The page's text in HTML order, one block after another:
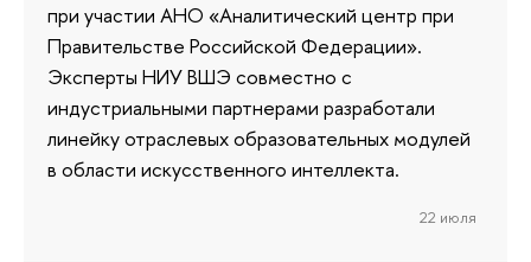
при участии АНО «Аналитический центр при
Правительстве Российской Федерации».
Эксперты НИУ ВШЭ совместно с
индустриальными партнерами разработали
линейку отраслевых образовательных модулей
в области искусственного интеллекта.
22 июля